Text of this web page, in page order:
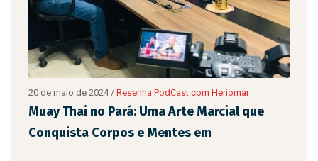
20 de maio de 2024/ Resenha PodCast com Heriomar
Muay Thai no Pará: Uma Arte Marcial que
Conquista Corpos e Mentes em